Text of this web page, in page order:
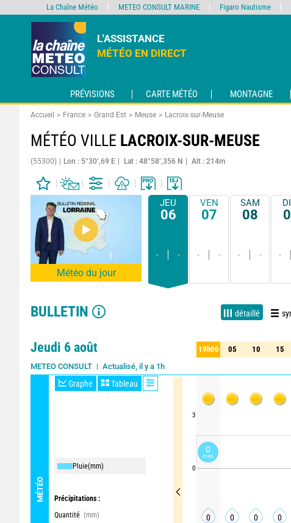
L'ASSISTANCE
MÉTÉO EN DIRECT
PRÉVISIONS CARTE MÉTÉO MONTAGNE
Accueil France Grand Est Meuse Lacroix-sur-Meuse
MÉTÉO VILLE LACROIX-SUR-MEUSE
(55300) Lon : 5°30’,69 E Lat : 48°58’,356 N Alt : 214m
Météo du jour
JEU
06
- -
VEN
07
- -
SAM
08
- - -
BULLETIN détaillé
Jeudi 6 août
METEO CONSULT Actualisé, il y a 1h
MÉTÉO
Graphe Tableau
Pluie(mm)
Précipitations :
Quantité (mm)
3
0
19h00 05 10 15
19h00 05 10 15
0 0 0 0
La Chaîne Météo METEO CONSULT MARINE Figaro Nautisme
0
mm